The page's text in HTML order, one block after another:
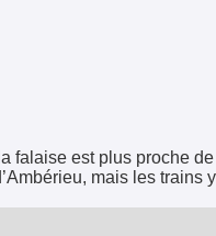
falaise est plus proche de
mais les trains y